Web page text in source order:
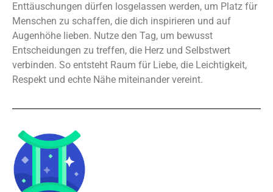
Enttäuschungen dürfen losgelassen werden, um Platz für
Menschen zu schaffen, die dich inspirieren und auf
Augenhöhe lieben. Nutze den Tag, um bewusst
Entscheidungen zu treffen, die Herz und Selbstwert
verbinden. So entsteht Raum für Liebe, die Leichtigkeit,
Respekt und echte Nähe miteinander vereint.